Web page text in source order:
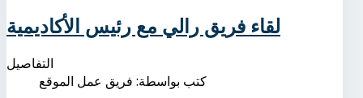
لقاء فريق رالي مع رئيس الأكاديمية
التفاصيل
كتب بواسطة: فريق عمل الموقع